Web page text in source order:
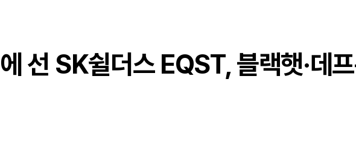
선 SK쉴더스 EQST, 블랙햇·데